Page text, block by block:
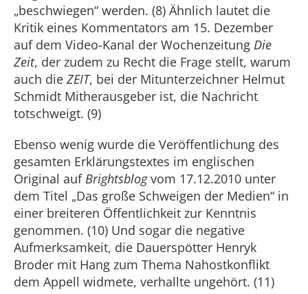
„beschwiegen“ werden. (8) Ähnlich lautet die
Kritik eines Kommentators am 15. Dezember
auf dem Video-Kanal der Wochenzeitung Die
Zeit, der zudem zu Recht die Frage stellt, warum
auch die ZEIT, bei der Mitunterzeichner Helmut
Schmidt Mitherausgeber ist, die Nachricht
totschweigt. (9)
Ebenso wenig wurde die Veröffentlichung des
gesamten Erklärungstextes im englischen
Original aufBrightsblogvom 17.12.2010 unter
dem Titel „Das große Schweigen der Medien“ in
einer breiteren Öffentlichkeit zur Kenntnis
genommen. (10) Und sogar die negative
Aufmerksamkeit, die Dauerspötter Henryk
Broder mit Hang zum Thema Nahostkonflikt
dem Appell widmete, verhallte ungehört. (11)